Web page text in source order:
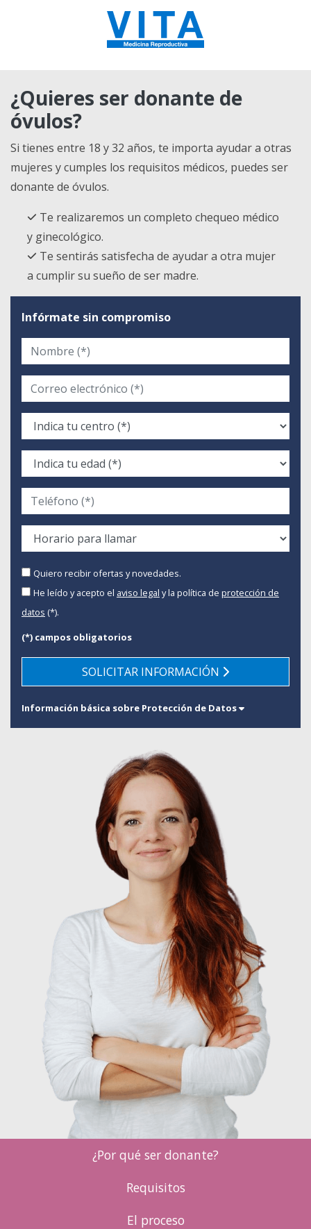
¿Quieres ser donante de
óvulos?
Si tienes entre 18 y 32 años, te importa ayudar a otras
mujeres y cumples los requisitos médicos, puedes ser
donante de óvulos.
Te realizaremos un completo chequeo médico
y ginecológico.
Te sentirás satisfecha de ayudar a otra mujer
a cumplir su sueño de ser madre.
Infórmate sin compromiso
Quiero recibir ofertas y novedades.
He leído y acepto el aviso legal y la política de protección de
datos (*).
(*) campos obligatorios
SOLICITAR INFORMACIÓN
Información básica sobre Protección de Datos
¿Por qué ser donante?
Requisitos
El proceso